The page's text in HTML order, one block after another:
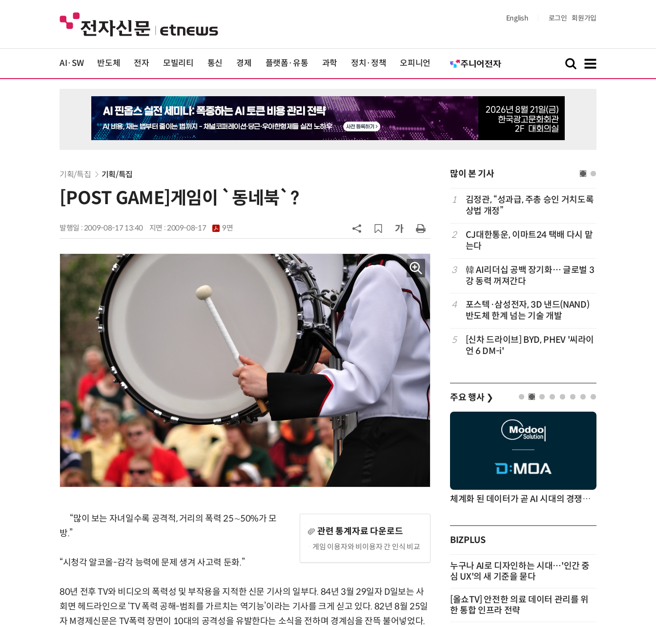
English 로그인 회원가입
AI·SW 반도체 전자 모빌리티 통신 경제 플랫폼·유통 과학 정치·정책 오피니언
기획/특집 기획/특집
[POST GAME]게임이 `동네북`?
발행일 : 2009-08-17 13:40 지면 :2009-08-17 9면
관련 통계자료 다운로드
게임 이용자와 비이용자 간 인식 비교
“많이 보는 자녀일수록 공격적, 거리의 폭력 25∼50%가 모
방.”
“시청각 알코올-감각 능력에 문제 생겨 사고력 둔화.”
80년 전후 TV와 비디오의 폭력성 및 부작용을 지적한 신문 기사의 일부다. 84년 3월 29일자 D일보는 사
회면 헤드라인으로 ‘TV 폭력 공해-범죄를 가르치는 역기능’이라는 기사를 크게 싣고 있다. 82년 8월 25일
자 M경제신문은 TV폭력 장면이 10대의 공격성을 유발한다는 소식을 전하며 경계심을 잔뜩 불어넣었다.
많이 본 기사
6
'2030년 6월 양산' 목표
1000원 커피·45㎝ 피자…트레이
8
中 통신사, 'AI 토큰'으로 분기 2兆 벌
었다…한국도 사업화 시동
9
기후부, 전력망 갈등 해법 내놨다…
송전철탑 최대 40% 감축·지중화 확
대
10
산업부, 한화오션·에코프로비엠 등
5개사 '슈퍼 을(乙)' 선정
1
김정관, “성과급, 주총 승인 거치도록
상법 개정”
2
CJ대한통운, 이마트24 택배 다시 맡
는다
3
韓 AI리더십 공백 장기화… 글로벌 3
강 동력 꺼져간다
4
포스텍·삼성전자, 3D 낸드(NAND)
반도체 한계 넘는 기술 개발
5
[신차 드라이브] BYD, PHEV '씨라이
언 6 DM-i'
주요 행사 ❯
체계화 된 데이터가 곧 AI 시대의 경쟁력이다
BIZPLUS
누구나 AI로 디자인하는 시대…'인간 중
심 UX'의 새 기준을 묻다
[올쇼TV] 안전한 의료 데이터 관리를 위
한 통합 인프라 전략